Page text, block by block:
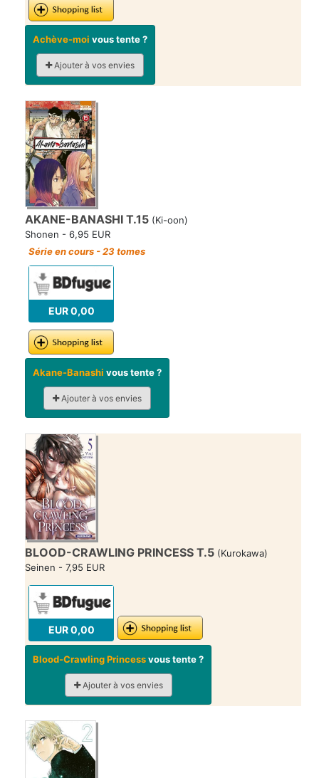
Achève-moi vous tente ?
Ajouter à vos envies
AKANE-BANASHI T.15 (Ki-oon)
Shonen - 6,95 EUR
Série en cours - 23 tomes
EUR 0,00
Akane-Banashi vous tente ?
Ajouter à vos envies
BLOOD-CRAWLING PRINCESS T.5 (Kurokawa)
Seinen - 7,95 EUR
EUR 0,00
Blood-Crawling Princessvous tente ?
Ajouter à vos envies